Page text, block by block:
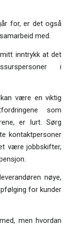
for, er det også
med.
inntrykk at det
i
være en viktig
som
er lurt. Sørg
kontaktpersoner
være jobbskifter,
nøye,
for kunder
men hvordan